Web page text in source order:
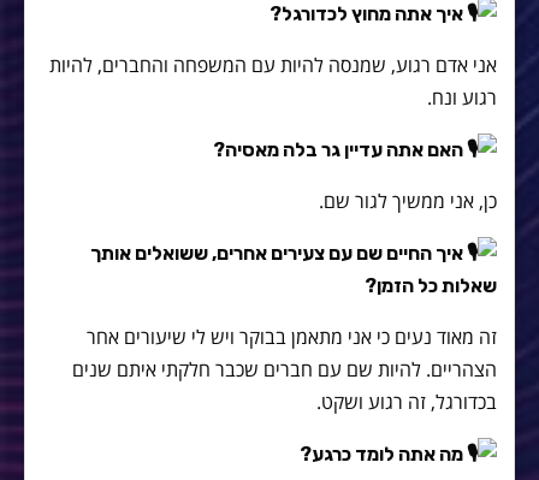
איך אתה מחוץ לכדורגל?
אני אדם רגוע, שמנסה להיות עם המשפחה והחברים, להיות
רגוע ונח.
האם אתה עדיין גר בלה מאסיה?
כן, אני ממשיך לגור שם.
איך החיים שם עם צעירים אחרים, ששואלים אותך
שאלות כל הזמן?
זה מאוד נעים כי אני מתאמן בבוקר ויש לי שיעורים אחר
הצהריים. להיות שם עם חברים שכבר חלקתי איתם שנים
בכדורגל, זה רגוע ושקט.
מה אתה לומד כרגע?